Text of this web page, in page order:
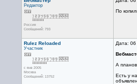
Редактор
Россия
Сообщений: 793
По
Rulez Reloaded
Участник
с янв 2005
Москва
Сообщений: 13752
Дата:
А
Есть у